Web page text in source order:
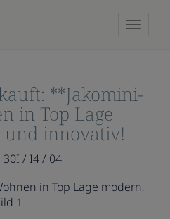
**Jakomini-
in Top Lage
innovativ!
30I / I4 / 04